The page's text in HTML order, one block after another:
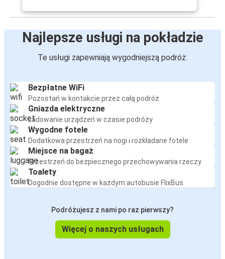
Najlepsze usługi na pokładzie
Te usługi zapewniają wygodniejszą podróż:
Bezpłatne WiFi
Pozostań w kontakcie przez całą podróż
Gniazda elektryczne
Ładowanie urządzeń w czasie podróży
Wygodne fotele
Dodatkowa przestrzeń na nogi i rozkładane fotele
Miejsce na bagaż
Przestrzeń do bezpiecznego przechowywania rzeczy
Toalety
Dogodnie dostępne w każdym autobusie FlixBus
Podróżujesz z nami po raz pierwszy?
Więcej o naszych usługach